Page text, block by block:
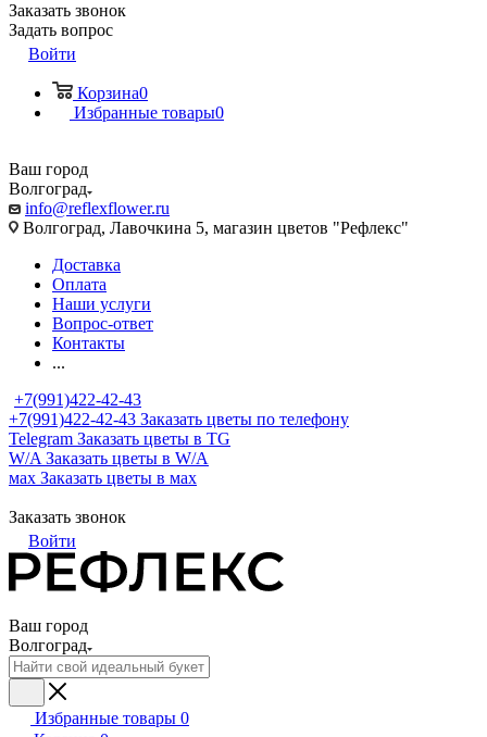
Заказать звонок
Задать вопрос
Войти
Корзина0
Избранные товары0
Ваш город
Волгоград
info@reflexflower.ru
Волгоград, Лавочкина 5, магазин цветов "Рефлекс"
Доставка
Оплата
Наши услуги
Вопрос-ответ
Контакты
...
+7(991)422-42-43
+7(991)422-42-43 Заказать цветы по телефону
Telegram Заказать цветы в TG
W/A Заказать цветы в W/A
мах Заказать цветы в мах
Заказать звонок
Войти
Ваш город
Волгоград
Избранные товары 0